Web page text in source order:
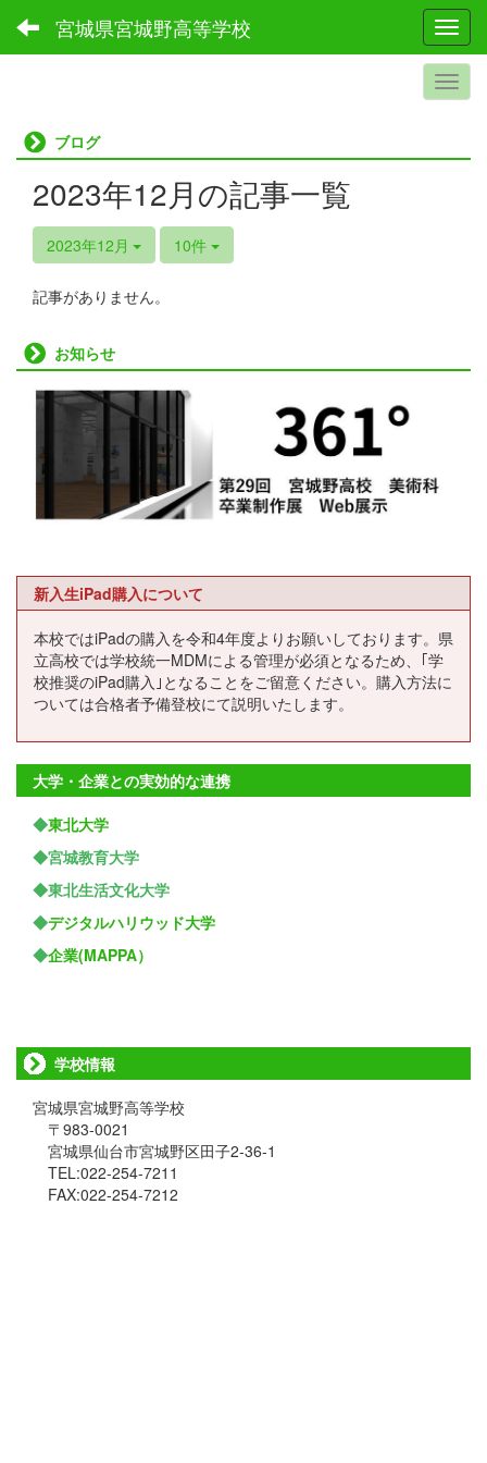
宮城県宮城野高等学校
ブログ
2023年12月の記事一覧
2023年12月 10件
記事がありません。
お知らせ
新入生iPad購入について
本校ではiPadの購入を令和4年度よりお願いしております。県
立高校では学校統一MDMによる管理が必須となるため、｢学
校推奨のiPad購入｣となることをご留意ください。購入方法に
ついては合格者予備登校にて説明いたします。
大学・企業との実効的な連携
◆東北大学
◆宮城教育大学
◆東北生活文化大学
◆デジタルハリウッド大学
◆企業(MAPPA）
学校情報
宮城県宮城野高等学校
〒983-0021
宮城県仙台市宮城野区田子2-36-1
TEL:022-254-7211
FAX:022-254-7212